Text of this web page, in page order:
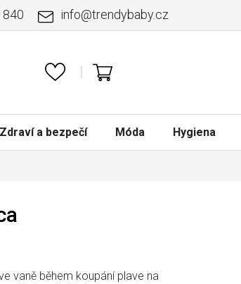
info@trendybaby.cz
840
KOŠÍK
Zdraví a bezpečí Móda Hygiena
vaně během koupání plave na